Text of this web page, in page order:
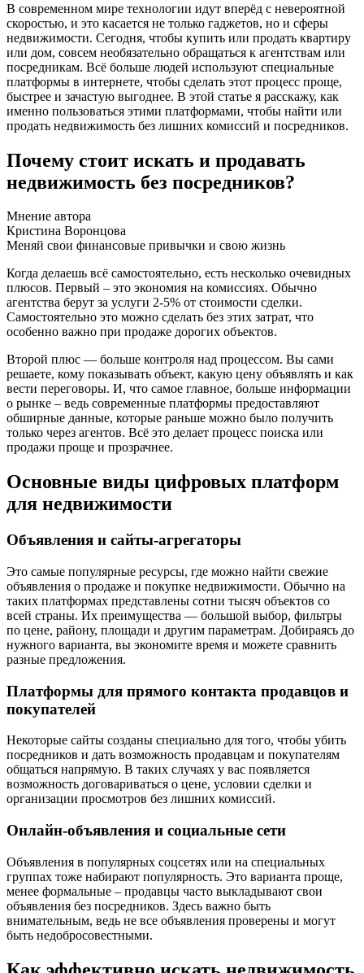
В современном мире технологии идут вперёд с невероятной
скоростью, и это касается не только гаджетов, но и сферы
недвижимости. Сегодня, чтобы купить или продать квартиру
или дом, совсем необязательно обращаться к агентствам или
посредникам. Всё больше людей используют специальные
платформы в интернете, чтобы сделать этот процесс проще,
быстрее и зачастую выгоднее. В этой статье я расскажу, как
именно пользоваться этими платформами, чтобы найти или
продать недвижимость без лишних комиссий и посредников.
Почему стоит искать и продавать
недвижимость без посредников?
Мнение автора
Кристина Воронцова
Меняй свои финансовые привычки и свою жизнь
Когда делаешь всё самостоятельно, есть несколько очевидных
плюсов. Первый – это экономия на комиссиях. Обычно
агентства берут за услуги 2-5% от стоимости сделки.
Самостоятельно это можно сделать без этих затрат, что
особенно важно при продаже дорогих объектов.
Второй плюс — больше контроля над процессом. Вы сами
решаете, кому показывать объект, какую цену объявлять и как
вести переговоры. И, что самое главное, больше информации
о рынке – ведь современные платформы предоставляют
обширные данные, которые раньше можно было получить
только через агентов. Всё это делает процесс поиска или
продажи проще и прозрачнее.
Основные виды цифровых платформ
для недвижимости
Объявления и сайты-агрегаторы
Это самые популярные ресурсы, где можно найти свежие
объявления о продаже и покупке недвижимости. Обычно на
таких платформах представлены сотни тысяч объектов со
всей страны. Их преимущества — большой выбор, фильтры
по цене, району, площади и другим параметрам. Добираясь до
нужного варианта, вы экономите время и можете сравнить
разные предложения.
Платформы для прямого контакта продавцов и
покупателей
Некоторые сайты созданы специально для того, чтобы убить
посредников и дать возможность продавцам и покупателям
общаться напрямую. В таких случаях у вас появляется
возможность договариваться о цене, условии сделки и
организации просмотров без лишних комиссий.
Онлайн-объявления и социальные сети
Объявления в популярных соцсетях или на специальных
группах тоже набирают популярность. Это варианта проще,
менее формальные – продавцы часто выкладывают свои
объявления без посредников. Здесь важно быть
внимательным, ведь не все объявления проверены и могут
быть недобросовестными.